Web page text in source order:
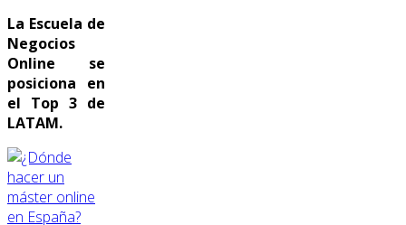
La Escuela de
Negocios
Online se
posiciona en
el Top 3 de
LATAM.